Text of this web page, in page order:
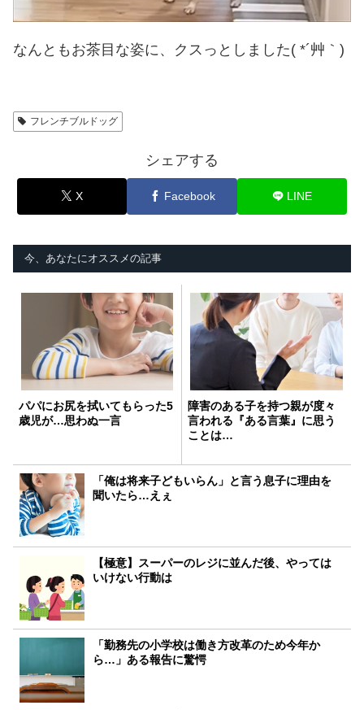
なんともお茶目な姿に、クスっとしました( *´艸｀)
フレンチブルドッグ
シェアする
X Facebook LINE
今、あなたにオススメの記事
パパにお尻を拭いてもらった5
歳児が…思わぬ一言
障害のある子を持つ親が度々
言われる『ある言葉』に思う
ことは…
「俺は将来子どもいらん」と言う息子に理由を
聞いたら…えぇ
【極意】スーパーのレジに並んだ後、やっては
いけない行動は
「勤務先の小学校は働き方改革のため今年か
ら…」ある報告に驚愕